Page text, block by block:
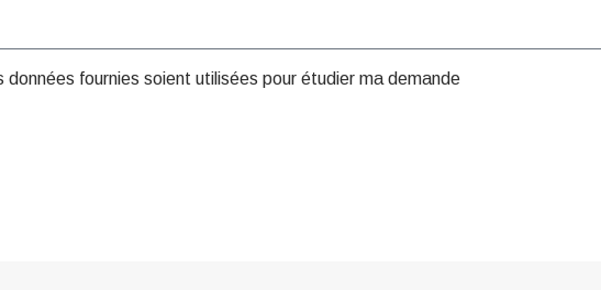
données fournies soient utilisées pour étudier ma demande